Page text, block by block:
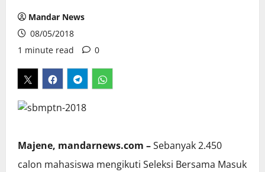
Mandar News
08/05/2018
1 minute read
0
Majene, mandarnews.com –Sebanyak 2.450
calon mahasiswa mengikuti Seleksi Bersama Masuk